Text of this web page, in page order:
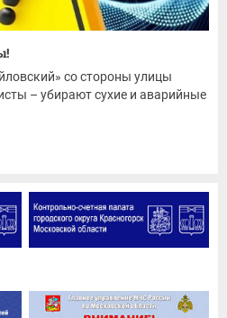
со стороны улицы
– убирают сухие и аварийные